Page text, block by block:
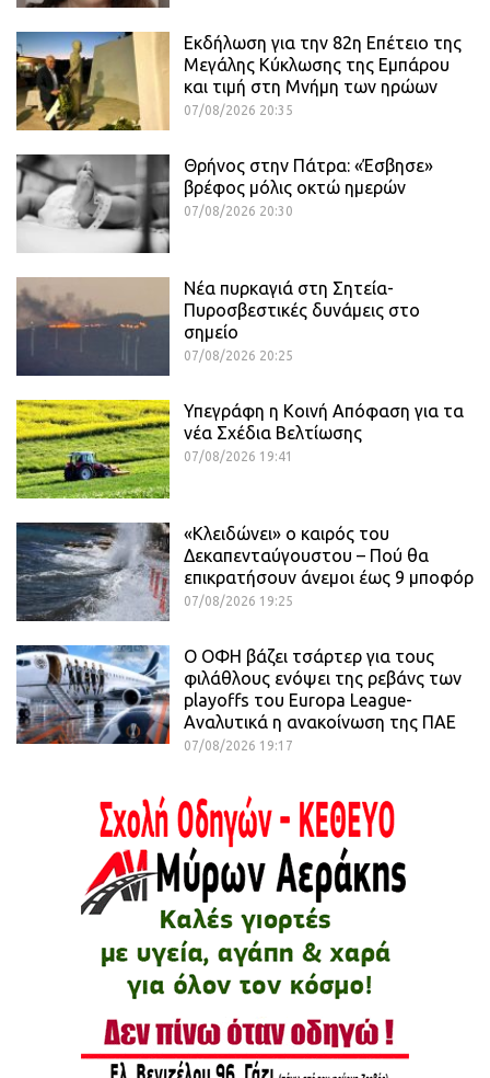
Εκδήλωση για την 82η Επέτειο της
Μεγάλης Κύκλωσης της Εμπάρου
και τιμή στη Μνήμη των ηρώων
07/08/2026 20:35
Θρήνος στην Πάτρα: «Έσβησε»
βρέφος μόλις οκτώ ημερών
07/08/2026 20:30
Νέα πυρκαγιά στη Σητεία-
Πυροσβεστικές δυνάμεις στο
σημείο
07/08/2026 20:25
Υπεγράφη η Κοινή Απόφαση για τα
νέα Σχέδια Βελτίωσης
07/08/2026 19:41
«Κλειδώνει» ο καιρός του
Δεκαπενταύγουστου – Πού θα
επικρατήσουν άνεμοι έως 9 μποφόρ
07/08/2026 19:25
Ο ΟΦΗ βάζει τσάρτερ για τους
φιλάθλους ενόψει της ρεβάνς των
playoffs του Europa League-
Αναλυτικά η ανακοίνωση της ΠΑΕ
07/08/2026 19:17